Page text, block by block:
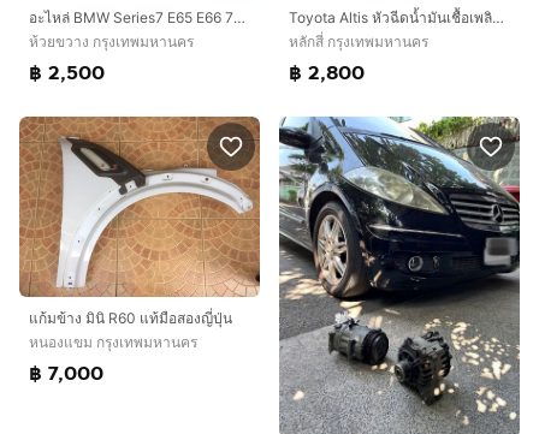
อะไหล่ BMW Series7 E65 E66 730Li 740Li 730Ld ครอบ กระจกข้าง กรอบกุญแจ
ห้วยขวาง กรุงเทพมหานคร
฿ 2,500
Toyota Altis หัวฉีดน้ำมันเชื้อเพลิงชุด เครื่อง 2zr สอบถามอะไหล่เพิ่มเติมได้ครับ
หลักสี่ กรุงเทพมหานคร
฿ 2,800
แก้มข้าง มินิ R60 แท้มือสองญี่ปุ่น
หนองแขม กรุงเทพมหานคร
฿ 7,000